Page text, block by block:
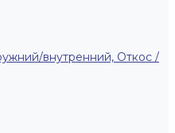
внутренний, Откос /